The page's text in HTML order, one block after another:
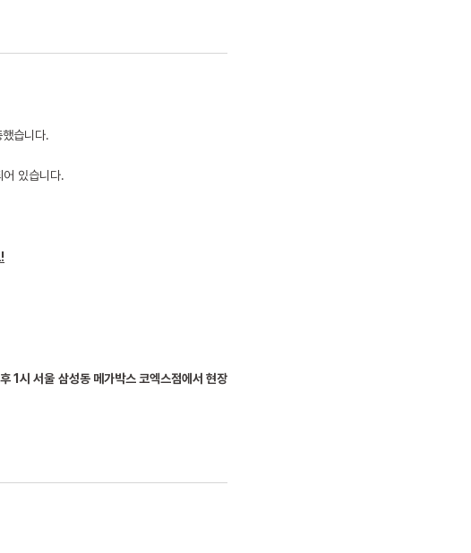
습니다.
있습니다.
1시 서울 삼성동 메가박스 코엑스점에서 현장